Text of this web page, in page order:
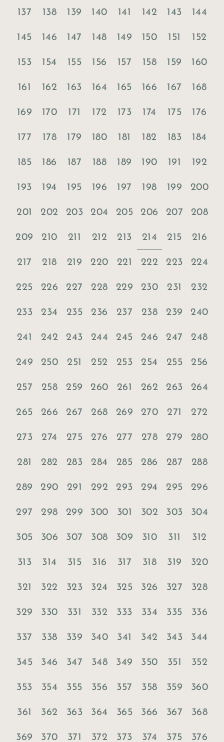
137 138 139 140 141 142 143 144
145 146 147 148 149 150 151 152
153 154 155 156 157 158 159 160
161 162 163 164 165 166 167 168
169 170 171 172 173 174 175 176
177 178 179 180 181 182 183 184
185 186 187 188 189 190 191 192
193 194 195 196 197 198 199 200
201 202 203 204 205 206 207 208
209 210 211 212 213 214 215 216
217 218 219 220 221 222 223 224
225 226 227 228 229 230 231 232
233 234 235 236 237 238 239 240
241 242 243 244 245 246 247 248
249 250 251 252 253 254 255 256
257 258 259 260 261 262 263 264
265 266 267 268 269 270 271 272
273 274 275 276 277 278 279 280
281 282 283 284 285 286 287 288
289 290 291 292 293 294 295 296
297 298 299 300 301 302 303 304
305 306 307 308 309 310 311 312
313 314 315 316 317 318 319 320
321 322 323 324 325 326 327 328
329 330 331 332 333 334 335 336
337 338 339 340 341 342 343 344
345 346 347 348 349 350 351 352
353 354 355 356 357 358 359 360
361 362 363 364 365 366 367 368
369 370 371 372 373 374 375 376